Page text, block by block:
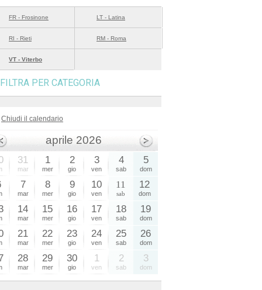
FR - Frosinone LT - Latina
RI - Rieti RM - Roma
VT - Viterbo
FILTRA PER CATEGORIA
Chiudi il calendario
aprile 2026
31
mar
1
mer
2
gio
3
ven
4
sab
5
dom
7
mar
8
mer
9
gio
10
ven
11
sab
12
dom
14
mar
15
mer
16
gio
17
ven
18
sab
19
dom
21
mar
22
mer
23
gio
24
ven
25
sab
26
dom
28
mar
29
mer
30
gio
1
ven
2
sab
3
dom